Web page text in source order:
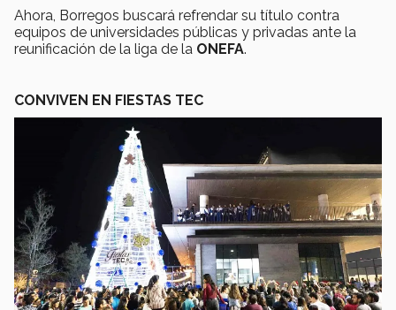
Ahora, Borregos buscará refrendar su título contra
equipos de universidades públicas y privadas ante la
reunificación de la liga de la ONEFA.
CONVIVEN EN FIESTAS TEC